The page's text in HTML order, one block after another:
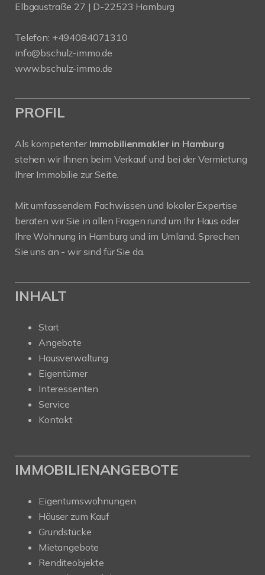
Elbgaustraße 27 | D-22523 Hamburg
Telefon: +494084071310
info@bschulz-immo.de
www.bschulz-immo.de
PROFIL
Als kompetenter Immobilienmakler in Hamburg
stehen wir Ihnen beim Verkauf und bei der Vermietung
Ihrer Immobilie zur Seite.
Mit umfassendem Fachwissen und lokaler Expertise
beraten wir Sie in allen Fragen rund um Ihr Haus oder
Ihre Wohnung in Hamburg und im Umland. Sprechen
Sie uns an - wir sind für Sie da.
INHALT
Start
Angebote
Hausverwaltung
Eigentümer
Interessenten
Service
Kontakt
IMMOBILIENANGEBOTE
Eigentumswohnungen
Häuser zum Kauf
Grundstücke
Mietangebote
Renditeobjekte